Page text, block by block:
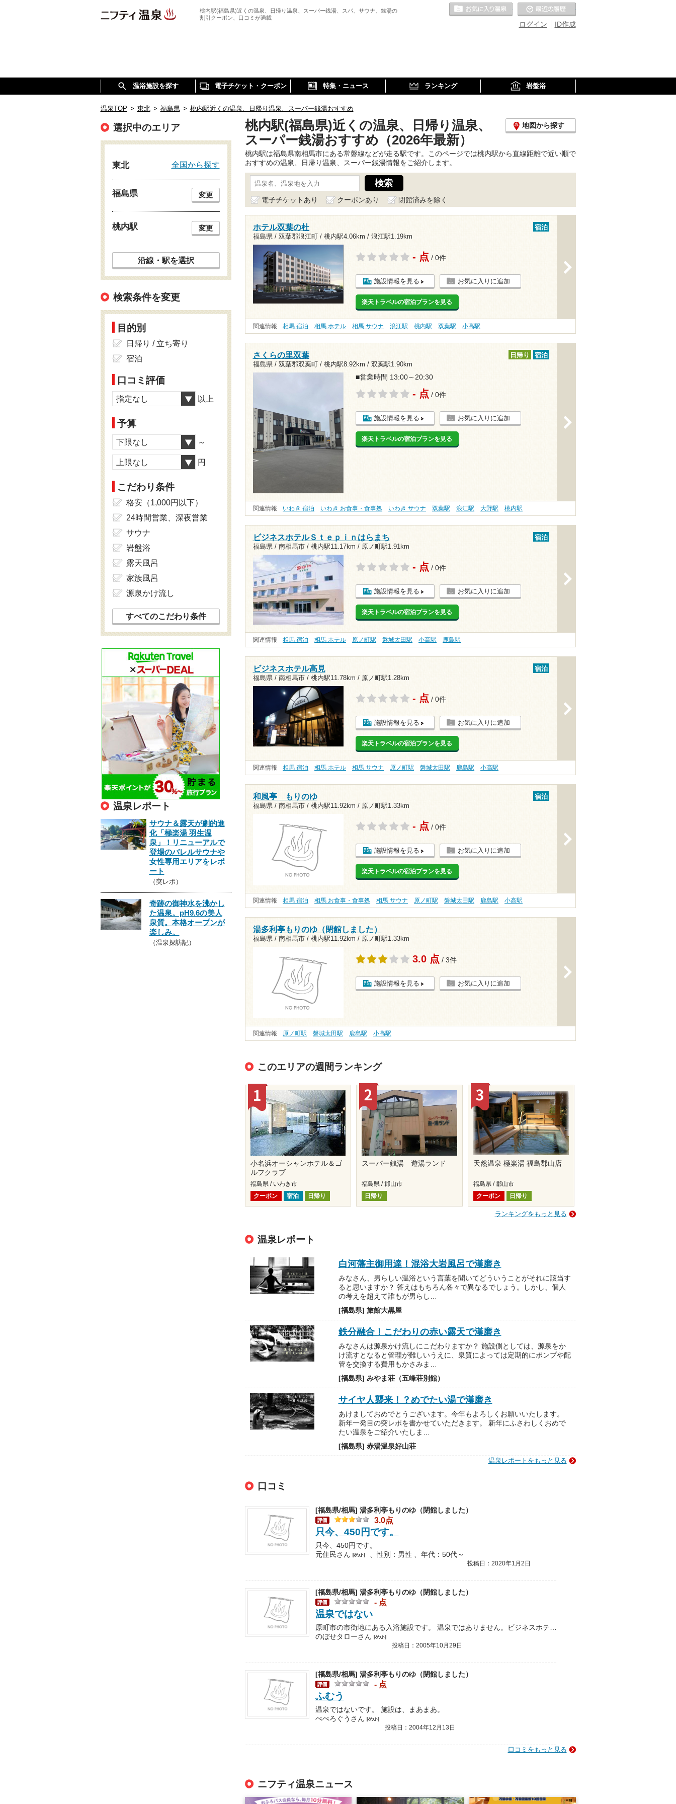
桃内駅(福島県)近くの温泉、日帰り温泉、スーパー銭湯、スパ、サウナ、銭湯の
割引クーポン、口コミが満載
ID作成
ログイン
お気に入りの温泉
温浴施設を探す 電子チケット・クーポン 特集・ニュース ランキング 岩盤浴
温泉TOP > 東北 > 福島県 > 桃内駅近くの温泉、日帰り温泉、スーパー銭湯おすすめ
桃内駅(福島県)近くの温泉、日帰り温泉、
スーパー銭湯おすすめ（2026年最新）
地図から探す
桃内駅は福島県南相馬市にある常磐線などが走る駅です。このページでは桃内駅から直線距離で近い順で
おすすめの温泉、日帰り温泉、スーパー銭湯情報をご紹介します。
電子チケットあり クーポンあり 閉館済みを除く
ホテル双葉の杜
福島県 / 双葉郡浪江町 / 桃内駅4.06km / 浪江駅1.19km
宿泊
- 点 / 0件
施設情報を見る お気に入りに追加
楽天トラベルの宿泊プランを見る
関連情報 相馬 宿泊 相馬 ホテル 相馬 サウナ 浪江駅 桃内駅 双葉駅 小高駅
さくらの里双葉
福島県 / 双葉郡双葉町 / 桃内駅8.92km / 双葉駅1.90km
日帰り 宿泊
■営業時間 13:00～20:30
- 点 / 0件
施設情報を見る お気に入りに追加
楽天トラベルの宿泊プランを見る
関連情報 いわき 宿泊 いわき お食事・食事処 いわき サウナ 双葉駅 浪江駅 大野駅 桃内駅
ビジネスホテルＳｔｅｐｉｎはらまち
福島県 / 南相馬市 / 桃内駅11.17km / 原ノ町駅1.91km
宿泊
- 点 / 0件
施設情報を見る お気に入りに追加
楽天トラベルの宿泊プランを見る
関連情報 相馬 宿泊 相馬 ホテル 原ノ町駅 磐城太田駅 小高駅 鹿島駅
ビジネスホテル高見
福島県 / 南相馬市 / 桃内駅11.78km / 原ノ町駅1.28km
宿泊
- 点 / 0件
施設情報を見る お気に入りに追加
楽天トラベルの宿泊プランを見る
関連情報 相馬 宿泊 相馬 ホテル 相馬 サウナ 原ノ町駅 磐城太田駅 鹿島駅 小高駅
和風亭 もりのゆ
福島県 / 南相馬市 / 桃内駅11.92km / 原ノ町駅1.33km
宿泊
- 点 / 0件
施設情報を見る お気に入りに追加
楽天トラベルの宿泊プランを見る
関連情報 相馬 宿泊 相馬 お食事・食事処 相馬 サウナ 原ノ町駅 磐城太田駅 鹿島駅 小高駅
湯多利亭もりのゆ（閉館しました）
福島県 / 南相馬市 / 桃内駅11.92km / 原ノ町駅1.33km
3.0 点 / 3件
施設情報を見る お気に入りに追加
関連情報 原ノ町駅 磐城太田駅 鹿島駅 小高駅
このエリアの週間ランキング
小名浜オーシャンホテル＆ゴ
ルフクラブ
福島県 / いわき市
クーポン
宿泊 日帰り
スーパー銭湯 遊湯ランド
福島県 / 郡山市
日帰り
天然温泉 極楽湯 福島郡山店
福島県 / 郡山市
クーポン
日帰り
ランキングをもっと見る
温泉レポート
白河藩主御用達！混浴大岩風呂で漢磨き
みなさん、男らしい温浴という言葉を聞いてどういうことがそれに該当す
ると思いますか？ 答えはもちろん各々で異なるでしょう。しかし、個人
の考えを超えて誰もが男らし…
[福島県] 旅館大黒屋
鉄分融合！こだわりの赤い露天で漢磨き
みなさんは源泉かけ流しにこだわりますか？ 施設側としては、源泉をか
け流すとなると管理が難しいうえに、泉質によっては定期的にポンプや配
管を交換する費用もかさみま…
[福島県] みやま荘（五峰荘別館）
サイヤ人襲来！？めでたい湯で漢磨き
あけましておめでとうございます。今年もよろしくお願いいたします。
新年一発目の突レポを書かせていただきます。 新年にふさわしくおめで
たい温泉をご紹介いたしま…
[福島県] 赤湯温泉好山荘
温泉レポートをもっと見る
口コミ
[福島県/相馬] 湯多利亭もりのゆ（閉館しました）
3.0点
只今、450円です。
只今、450円です。
元住民さん
、性別：男性 、年代：50代～
投稿日：2020年1月2日
[福島県/相馬] 湯多利亭もりのゆ（閉館しました）
- 点
温泉ではない
原町市の市街地にある入浴施設です。 温泉ではありません。ビジネスホテルの大浴場にややアメニティーを加えたような感じです。電気風呂、寝湯、打たせ湯等の定番の他に一際異彩を放…
のぼせタローさん
投稿日：2005年10月29日
[福島県/相馬] 湯多利亭もりのゆ（閉館しました）
- 点
ふむう
温泉ではないです。 施設は、まあまあ。
ぺぺろぐうさん
投稿日：2004年12月13日
口コミをもっと見る
ニフティ温泉ニュース
選択中のエリア
東北 全国から探す
福島県 変更
桃内駅 変更
沿線・駅を選択
検索条件を変更
目的別
日帰り / 立ち寄り
宿泊
口コミ評価
指定なし 以上
予算
下限なし ～
上限なし 円
こだわり条件
格安（1,000円以下）
24時間営業、深夜営業
サウナ
岩盤浴
露天風呂
家族風呂
源泉かけ流し
すべてのこだわり条件
温泉レポート
サウナ＆露天が劇的進
化「極楽湯 羽生温
泉」！リニューアルで
登場のバレルサウナや
女性専用エリアをレポ
ート
（突レポ）
奇跡の御神水を沸かし
た温泉。pH9.6の美人
泉質。本格オープンが
楽しみ。
（温泉探訪記）